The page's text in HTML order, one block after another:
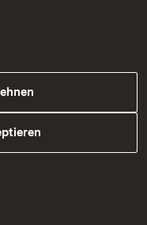
eine
und des
Verkehr von
wird eine
K 5908, K 8277,
nach
L 196, Heinstetten,